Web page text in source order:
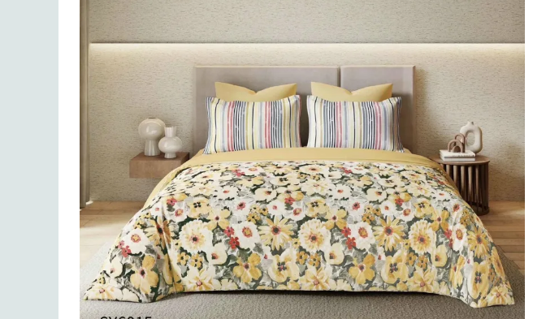
Lenjerii de pat Bumbac 100%
Lenjerii de pat Cocolino
Lenjerii de pat Finet + 2 Draperii
Lenjerii de pat Saten 4 piese cu